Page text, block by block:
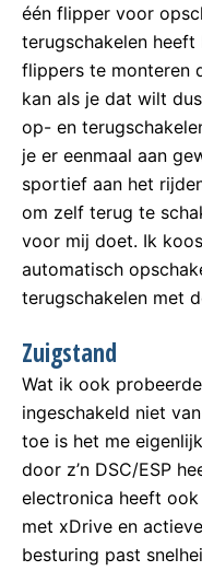
één flipper voor
terugschakelen
flippers te monteren
kan als je dat wilt
op- en
je er eenmaal aan
sportief aan het
om zelf terug te
voor mij doet. Ik
automatisch
terugschakelen met
Zuigstand
Wat ik ook
ingeschakeld niet
toe is het me
door z’n DSC/ESP
electronica heeft
met xDrive en
besturing past